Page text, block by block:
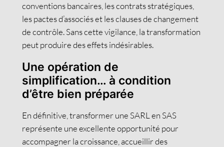
conventions bancaires, les contrats stratégiques,
les pactes d’associés et les clauses de changement
de contrôle. Sans cette vigilance, la transformation
peut produire des effets indésirables.
Une opération de
simplification… à condition
d’être bien préparée
En définitive, transformer une SARL en SAS
représente une excellente opportunité pour
accompagner la croissance, accueillir des